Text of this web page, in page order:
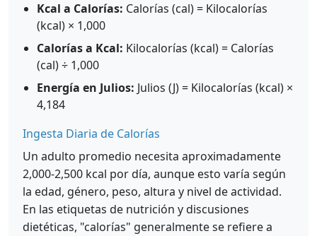
Kcal a Calorías: Calorías (cal) = Kilocalorías
(kcal) × 1,000
Calorías a Kcal: Kilocalorías (kcal) = Calorías
(cal) ÷ 1,000
Energía en Julios: Julios (J) = Kilocalorías (kcal) ×
4,184
Ingesta Diaria de Calorías
Un adulto promedio necesita aproximadamente
2,000-2,500 kcal por día, aunque esto varía según
la edad, género, peso, altura y nivel de actividad.
En las etiquetas de nutrición y discusiones
dietéticas, "calorías" generalmente se refiere a